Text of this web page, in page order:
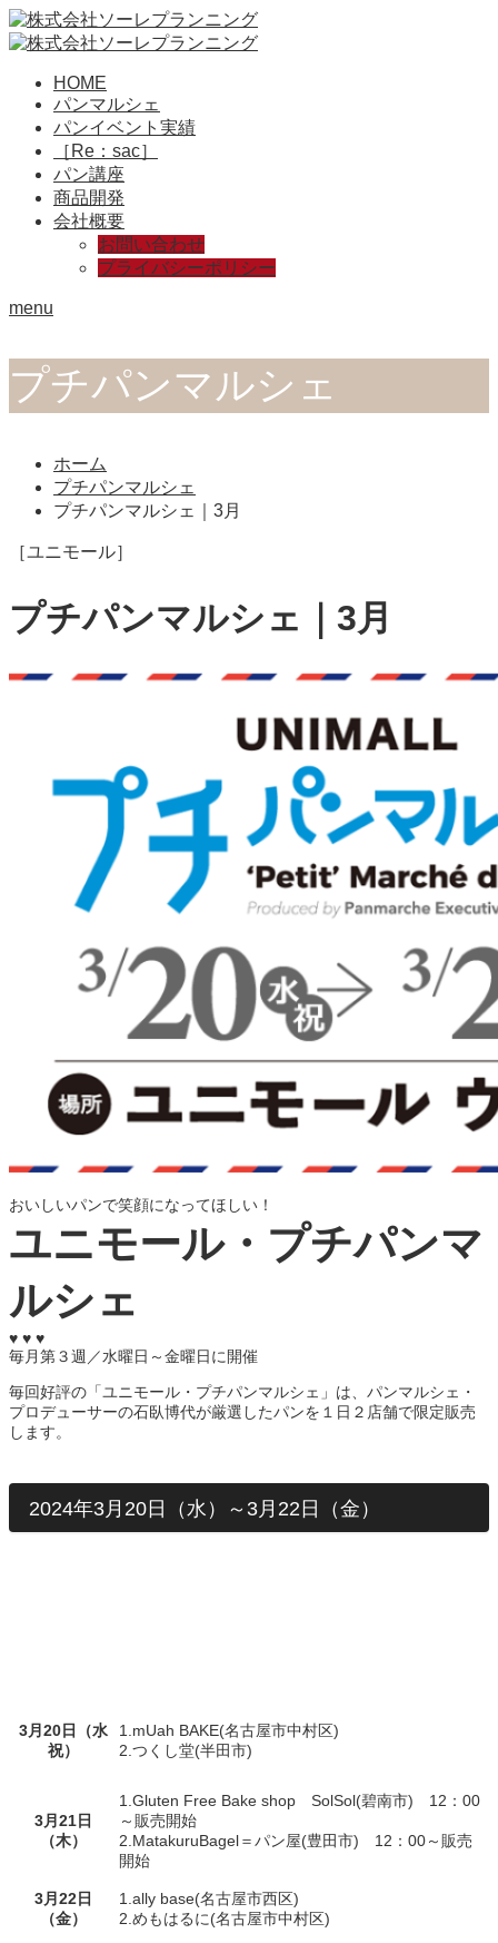
HOME
パンマルシェ
パンイベント実績
［Re：sac］
パン講座
商品開発
会社概要
お問い合わせ
プライバシーポリシー
menu
プチパンマルシェ
ホーム
プチパンマルシェ
プチパンマルシェ｜3月
［ユニモール］
プチパンマルシェ｜3月
おいしいパンで笑顔になってほしい！
ユニモール・プチパンマ
ルシェ
♥ ♥ ♥
毎月第３週／水曜日～金曜日に開催
毎回好評の「ユニモール・プチパンマルシェ」は、パンマルシェ・
プロデューサーの石臥博代が厳選したパンを１日２店舗で限定販売
します。
2024年3月20日（水）～3月22日（金）
3月20日（水
祝）
1.mUah BAKE(名古屋市中村区)
2.つくし堂(半田市)
3月21日
（木）
1.Gluten Free Bake shop SolSol(碧南市) 12：00
～販売開始
2.MatakuruBagel＝パン屋(豊田市) 12：00～販売
開始
3月22日
（金）
1.ally base(名古屋市西区)
2.めもはるに(名古屋市中村区)